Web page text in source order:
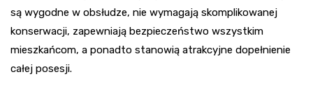
są wygodne w obsłudze, nie wymagają skomplikowanej
konserwacji, zapewniają bezpieczeństwo wszystkim
mieszkańcom, a ponadto stanowią atrakcyjne dopełnienie
całej posesji.